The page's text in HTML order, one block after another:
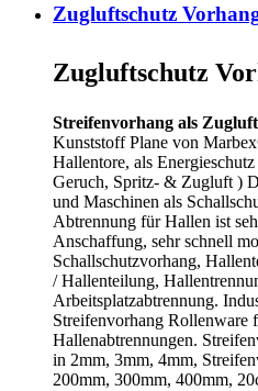
Zugluftschutz
Zugluftschutz
Streifenvorhang als
Kunststoff Plane von
Hallentore, als Energieschutz
Geruch, Spritz- & Zugluft )
und Maschinen als
Abtrennung für Hallen ist
Anschaffung, sehr schnell
Schallschutzvorhang,
/Hallenteilung,
Arbeitsplatzabtrennung.
Streifenvorhang Rollenware
Hallenabtrennungen.
in 2mm, 3mm, 4mm,
200mm, 300mm, 400mm,